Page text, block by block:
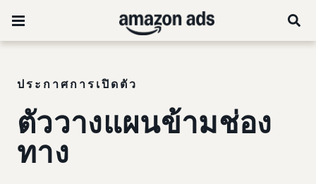
ประกาศการเปิดตัว
ตัววางแผนข้ามช่อง
ทาง